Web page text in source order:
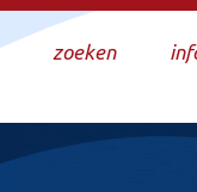
zoeken